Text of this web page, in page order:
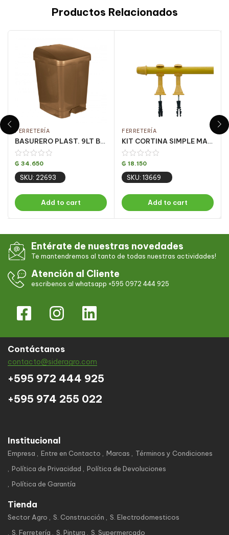
Productos Relacionados
FERRETERÍA
BASURERO PLAST. 9LT BRONZE C/ PEDAL CJ C/ 4UN
₲ 34.650
SKU: 22693
Add to cart
FERRETERÍA
KIT CORTINA SIMPLE MARFIL 1.5 MT (PQT C/ 5 UN)
₲ 18.150
SKU: 13669
Add to cart
Entérate de nuestras novedades
Te mantendremos al tanto de todas nuestras actividades!
Atención al Cliente
escribenos al whatsapp +595 0972 444 925
Contáctanos
contacto@sideragro.com
+595 972 444 925
+595 974 255 022
Institucional
Empresa Entre en Contacto Marcas
Términos y Condiciones
Política de Privacidad
Política de Devoluciones
Política de Garantía
Tienda
Sector Agro S. Construcción
S. Electrodomesticos
S. Ferretería
S. Pintura S. Supermercado